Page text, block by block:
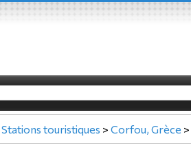
Stations touristiques > Corfou, Grèce >